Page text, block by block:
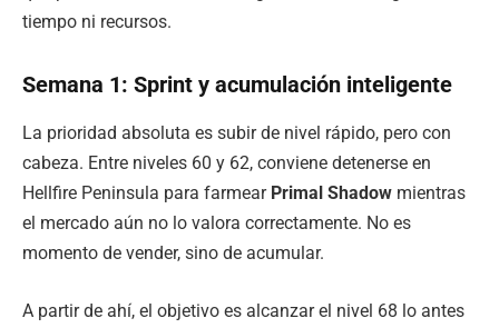
tiempo ni recursos.
Semana 1: Sprint y acumulación inteligente
La prioridad absoluta es subir de nivel rápido, pero con
cabeza. Entre niveles 60 y 62, conviene detenerse en
Hellfire Peninsula para farmear Primal Shadow mientras
el mercado aún no lo valora correctamente. No es
momento de vender, sino de acumular.
A partir de ahí, el objetivo es alcanzar el nivel 68 lo antes